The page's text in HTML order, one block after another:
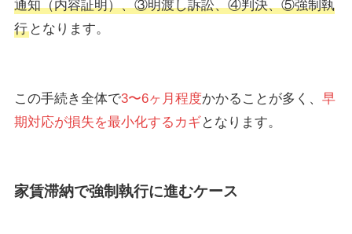
通知（内容証明）、③明渡し訴訟、④判決、⑤強制執
行となります。
この手続き全体で3〜6ヶ月程度かかることが多く、 早
期対応が損失を最小化するカギとなります。
家賃滞納で強制執行に進むケース